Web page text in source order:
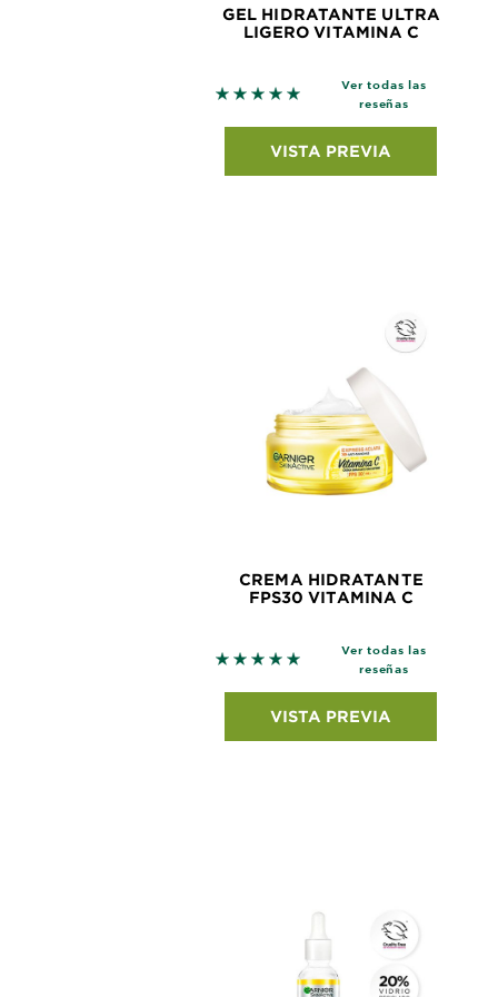
GEL HIDRATANTE ULTRA
LIGERO VITAMINA C
5 out of 5 stars based on reviews
Ver todas las
reseñas
VISTA PREVIA
CREMA HIDRATANTE
FPS30 VITAMINA C
5 out of 5 stars based on reviews
Ver todas las
reseñas
VISTA PREVIA